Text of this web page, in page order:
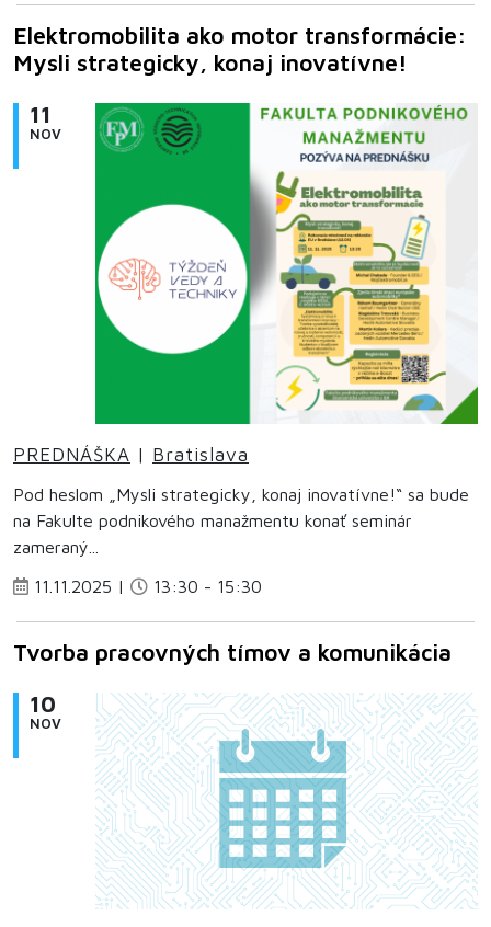
Elektromobilita ako motor transformácie:
Mysli strategicky, konaj inovatívne!
11
NOV
PREDNÁŠKA | Bratislava
Pod heslom „Mysli strategicky, konaj inovatívne!“ sa bude
na Fakulte podnikového manažmentu konať seminár
zameraný...
11.11.2025 |
13:30 - 15:30
Tvorba pracovných tímov a komunikácia
10
NOV